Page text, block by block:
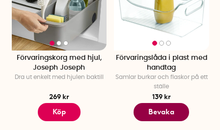
Förvaringskorg med hjul,
Joseph Joseph
Dra ut enkelt med hjulen baktill
269 kr
Köp
Förvaringslåda i plast med
handtag
Samlar burkar och flaskor på ett
ställe
139 kr
Bevaka